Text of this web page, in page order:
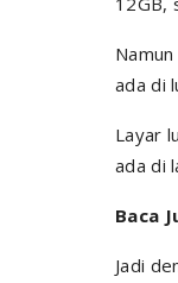
ada di
Layar
ada di
Baca
Jadi